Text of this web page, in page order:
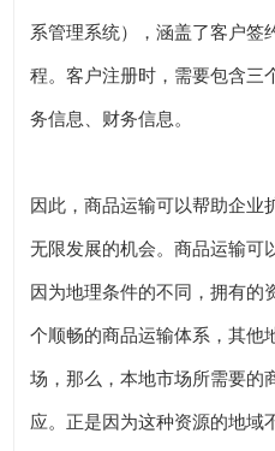
系管理系统），涵盖了客户签
程。客户注册时，需要包含三
务信息、财务信息。
因此，商品运输可以帮助企业
无限发展的机会。商品运输可
因为地理条件的不同，拥有的
个顺畅的商品运输体系，其他
场，那么，本地市场所需要的
应。正是因为这种资源的地域